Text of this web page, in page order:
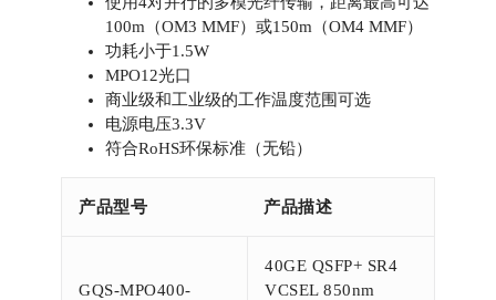
100m（OM3 MMF）或150m（OM4 MMF）
功耗小于1.5W
MPO12光口
商业级和工业级的工作温度范围可选
电源电压3.3V
符合RoHS环保标准（无铅）
产品型号 产品描述
GQS-MPO400-
40GE QSFP+ SR4
VCSEL 850nm